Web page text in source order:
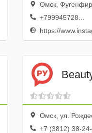
Омск,
+799945728...
https://
Омск, ул.
+7 (3812) 38-24-